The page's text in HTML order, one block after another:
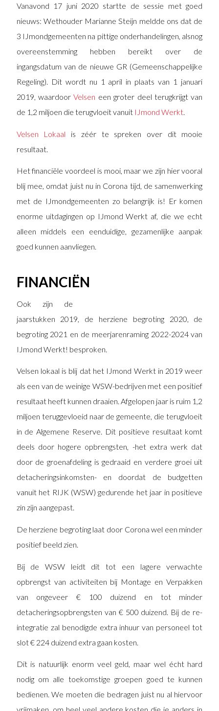
Vanavond 17 juni 2020 startte de sessie met goed
nieuws: Wethouder Marianne Steijn meldde ons dat de
3 IJmondgemeenten na pittige onderhandelingen, alsnog
overeenstemming hebben bereikt over de
ingangsdatum van de nieuwe GR (Gemeenschappelijke
Regeling). Dit wordt nu 1 april in plaats van 1 januari
2019, waardoorVelsen een groter deel terugkrijgt van
de 1,2 miljoen die terugvloeit vanuit IJmond Werkt.
Velsen Lokaal
is zéér te spreken over dit mooie
resultaat.
Het financiële voordeel is mooi, maar we zijn hier vooral
blij mee, omdat juist nu in Corona tijd, de samenwerking
met de IJmondgemeenten zo belangrijk is! Er komen
enorme uitdagingen op IJmond Werkt af, die we echt
alleen middels een eenduidige, gezamenlijke aanpak
goed kunnen aanvliegen.
FINANCIËN
Ook zijn de
jaarstukken 2019, de herziene begroting 2020, de
begroting 2021 en de meerjarenraming 2022-2024 van
IJmond Werkt! besproken.
Velsen lokaal is blij dat het IJmond Werkt in 2019 weer
als een van de weinige WSW-bedrijven met een positief
resultaat heeft kunnen draaien. Afgelopen jaar is ruim 1,2
miljoen teruggevloeid naar de gemeente, die terugvloeit
in de Algemene Reserve. Dit positieve resultaat komt
deels door hogere opbrengsten, -het extra werk dat
door de groenafdeling is gedraaid en verdere groei uit
detacheringsinkomsten- en doordat de budgetten
vanuit het RIJK (WSW) gedurende het jaar in positieve
zin zijn aangepast.
De herziene begroting laat door Corona wel een minder
positief beeld zien.
Bij de WSW leidt dit tot een lagere verwachte
opbrengst van activiteiten bij Montage en Verpakken
van ongeveer € 100 duizend en tot minder
detacheringsopbrengsten van € 500 duizend. Bij de re-
integratie zal benodigde extra inhuur van personeel tot
slot € 224 duizend extra gaan kosten.
Dit is natuurlijk enorm veel geld, maar wel écht hard
nodig om alle toekomstige groepen goed te kunnen
bedienen. We moeten die bedragen juist nu al hiervoor